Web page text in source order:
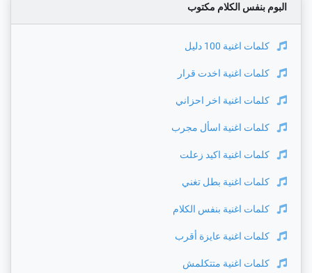
البوم بنفس الكلام مكتوب
كلمات اغنية
كلمات اغنية اخدت قرار
كلمات اغنية اخر احزاني
كلمات اغنية اسأل مجرب
كلمات اغنية اكيد زعلت
كلمات اغنية بطل تغني
كلمات اغنية بنفس الكلام
كلمات اغنية عايزة أقرب
كلمات اغنية متتكلمش